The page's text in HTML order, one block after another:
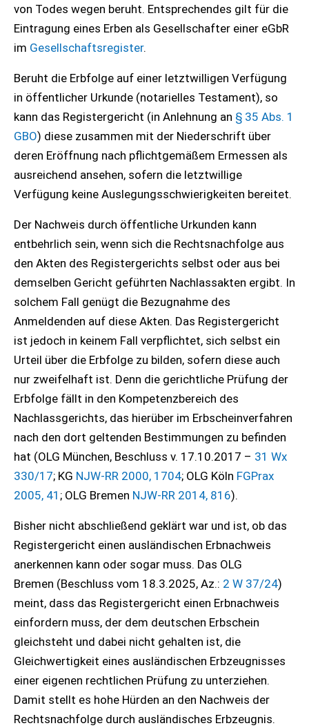
von Todes wegen beruht. Entsprechendes gilt für die
Eintragung eines Erben als Gesellschafter einer eGbR
im Gesellschaftsregister.
Beruht die Erbfolge auf einer letztwilligen Verfügung
in öffentlicher Urkunde (notarielles Testament), so
kann das Registergericht (in Anlehnung an § 35 Abs. 1
GBO) diese zusammen mit der Niederschrift über
deren Eröffnung nach pflichtgemäßem Ermessen als
ausreichend ansehen, sofern die letztwillige
Verfügung keine Auslegungsschwierigkeiten bereitet.
Der Nachweis durch öffentliche Urkunden kann
entbehrlich sein, wenn sich die Rechtsnachfolge aus
den Akten des Registergerichts selbst oder aus bei
demselben Gericht geführten Nachlassakten ergibt. In
solchem Fall genügt die Bezugnahme des
Anmeldenden auf diese Akten. Das Registergericht
ist jedoch in keinem Fall verpflichtet, sich selbst ein
Urteil über die Erbfolge zu bilden, sofern diese auch
nur zweifelhaft ist. Denn die gerichtliche Prüfung der
Erbfolge fällt in den Kompetenzbereich des
Nachlassgerichts, das hierüber im Erbscheinverfahren
nach den dort geltenden Bestimmungen zu befinden
hat (OLG München, Beschluss v. 17.10.2017 – 31 Wx
330/17; KG NJW-RR 2000, 1704; OLG Köln FGPrax
2005, 41 ; OLG Bremen NJW-RR 2014, 816).
Bisher nicht abschließend geklärt war und ist, ob das
Registergericht einen ausländischen Erbnachweis
anerkennen kann oder sogar muss. Das OLG
Bremen (Beschluss vom 18.3.2025, Az.: 2 W 37/24)
meint, dass das Registergericht einen Erbnachweis
einfordern muss, der dem deutschen Erbschein
gleichsteht und dabei nicht gehalten ist, die
Gleichwertigkeit eines ausländischen Erbzeugnisses
einer eigenen rechtlichen Prüfung zu unterziehen.
Damit stellt es hohe Hürden an den Nachweis der
Rechtsnachfolge durch ausländisches Erbzeugnis.